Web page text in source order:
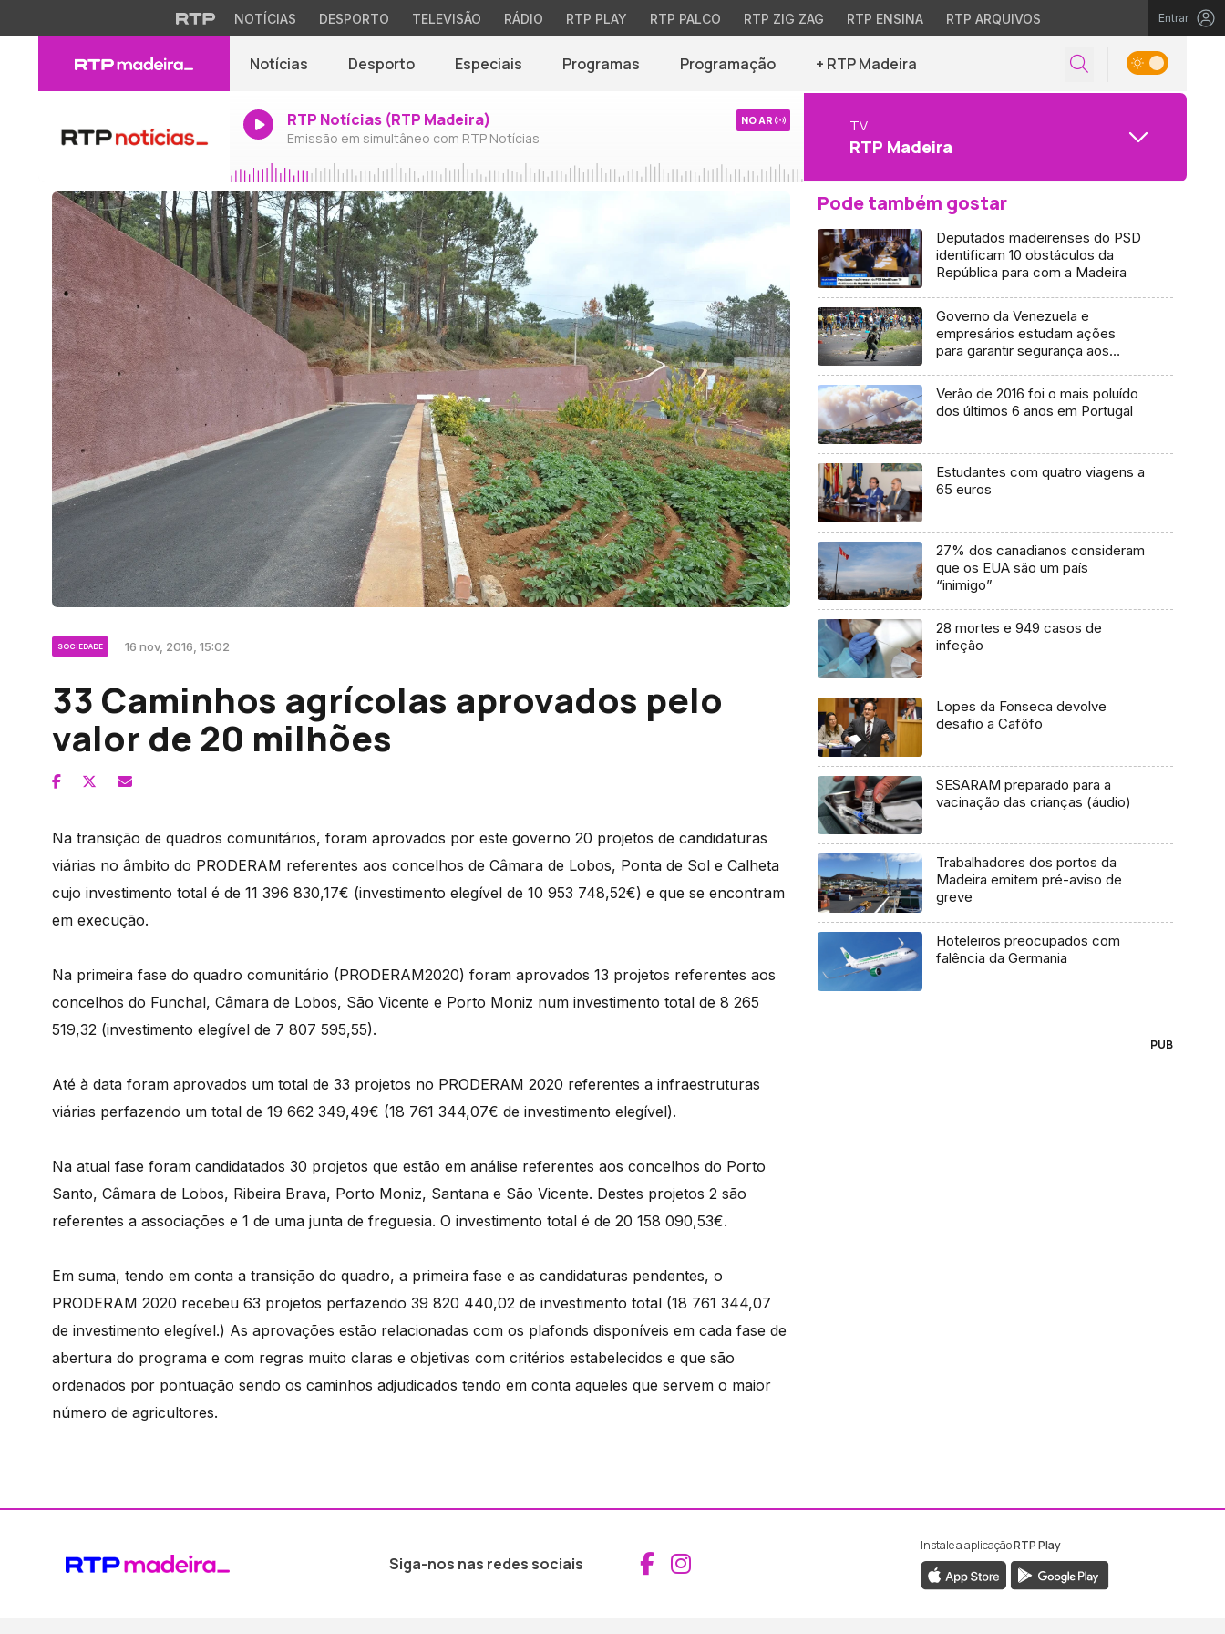
NOTÍCIAS DESPORTO TELEVISÃO RÁDIO RTP PLAY RTP PALCO RTP ZIG ZAG RTP ENSINA RTP ARQUIVOS Entrar
Notícias Desporto Especiais Programas Programação + RTP Madeira
RTP Notícias (RTP Madeira)
Emissão em simultâneo com RTP Notícias
NO AR TV
RTP Madeira
SOCIEDADE 16 nov, 2016, 15:02
33 Caminhos agrícolas aprovados pelo
valor de 20 milhões
Na transição de quadros comunitários, foram aprovados por este governo 20 projetos de candidaturas
viárias no âmbito do PRODERAM referentes aos concelhos de Câmara de Lobos, Ponta de Sol e Calheta
cujo investimento total é de 11 396 830,17€ (investimento elegível de 10 953 748,52€) e que se encontram
em execução.
Na primeira fase do quadro comunitário (PRODERAM2020) foram aprovados 13 projetos referentes aos
concelhos do Funchal, Câmara de Lobos, São Vicente e Porto Moniz num investimento total de 8 265
519,32 (investimento elegível de 7 807 595,55).
Até à data foram aprovados um total de 33 projetos no PRODERAM 2020 referentes a infraestruturas
viárias perfazendo um total de 19 662 349,49€ (18 761 344,07€ de investimento elegível).
Na atual fase foram candidatados 30 projetos que estão em análise referentes aos concelhos do Porto
Santo, Câmara de Lobos, Ribeira Brava, Porto Moniz, Santana e São Vicente. Destes projetos 2 são
referentes a associações e 1 de uma junta de freguesia. O investimento total é de 20 158 090,53€.
Em suma, tendo em conta a transição do quadro, a primeira fase e as candidaturas pendentes, o
PRODERAM 2020 recebeu 63 projetos perfazendo 39 820 440,02 de investimento total (18 761 344,07
de investimento elegível.) As aprovações estão relacionadas com os plafonds disponíveis em cada fase de
abertura do programa e com regras muito claras e objetivas com critérios estabelecidos e que são
ordenados por pontuação sendo os caminhos adjudicados tendo em conta aqueles que servem o maior
número de agricultores.
Pode também gostar
Deputados madeirenses do PSD
identificam 10 obstáculos da
República para com a Madeira
Governo da Venezuela e
empresários estudam ações
para garantir segurança aos
Verão de 2016 foi o mais poluído
dos últimos 6 anos em Portugal
Estudantes com quatro viagens a
65 euros
27% dos canadianos consideram
que os EUA são um país
“inimigo”
28 mortes e 949 casos de
infeção
Lopes da Fonseca devolve
desafio a Cafôfo
SESARAM preparado para a
vacinação das crianças (áudio)
Trabalhadores dos portos da
Madeira emitem pré-aviso de
greve
Hoteleiros preocupados com
falência da Germania
PUB
Siga-nos nas redes sociais Aceder ao Facebook da RTP Madeira
Aceder ao Instagram da RTP Madeira
Instale a aplicaçãoRTP Play